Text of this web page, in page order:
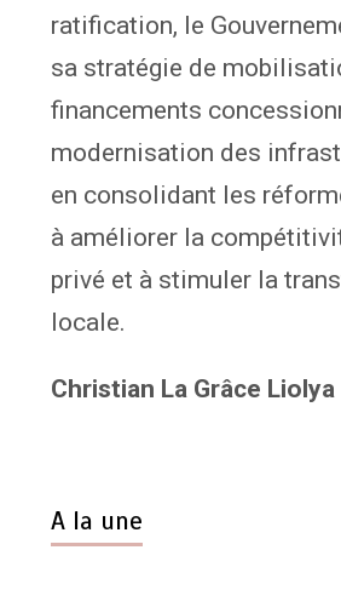
ratification, le
sa stratégie de
financements
modernisation des
en consolidant les
à améliorer la
privé et à stimuler la
locale.
Christian La Grâce Liolya
A la une